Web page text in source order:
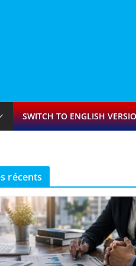
SWITCH TO ENGLISH
récents